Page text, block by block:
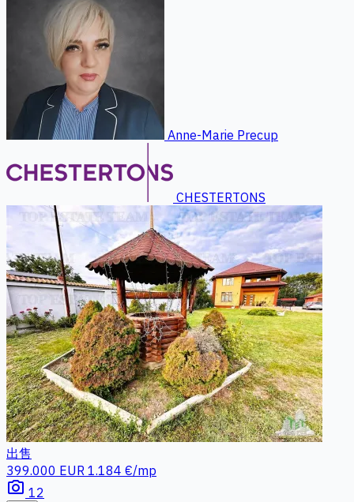
Anne-Marie Precup
CHESTERTONS
出售
399.000 EUR 1.184 €/mp
photo_camera 12